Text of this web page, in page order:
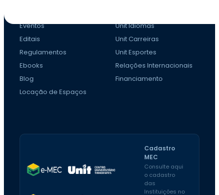
Eventos
Editais
Regulamentos
Ebooks
Blog
Locação de Espaços
Unit Idiomas
Unit Carreiras
Unit Esportes
Relações Internacionais
Financiamento
Cadastro
MEC
Consulte aqui
o cadastro
das
Instituições no